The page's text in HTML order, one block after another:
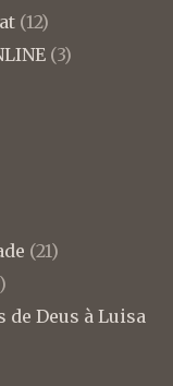
(12)
(3)
(21)
de Deus à Luisa